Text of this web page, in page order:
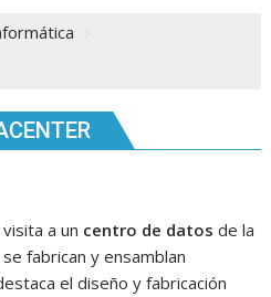
a un centro de datos de la
fabrican y ensamblan
el diseño y fabricación